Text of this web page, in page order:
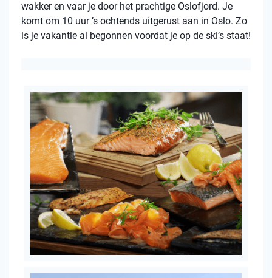
wakker en vaar je door het prachtige Oslofjord. Je
komt om 10 uur ’s ochtends uitgerust aan in Oslo. Zo
is je vakantie al begonnen voordat je op de ski’s staat!